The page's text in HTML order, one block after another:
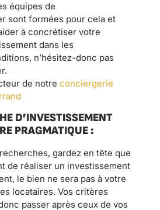
équipes de
sont formées pour cela et
à concrétiser votre
dans les
n’hésitez-donc pas
de notre conciergerie
D’INVESTISSEMENT
PRAGMATIQUE :
gardez en tête que
de réaliser un investissement
le bien ne sera pas à votre
locataires. Vos critères
passer après ceux de vos